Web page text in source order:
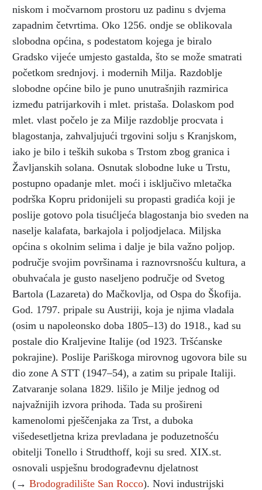
niskom i močvarnom prostoru uz padinu s dvjema
zapadnim četvrtima. Oko 1256. ondje se oblikovala
slobodna općina, s podestatom kojega je biralo
Gradsko vijeće umjesto gastalda, što se može smatrati
početkom srednjovj. i modernih Milja. Razdoblje
slobodne općine bilo je puno unutrašnjih razmirica
između patrijarkovih i mlet. pristaša. Dolaskom pod
mlet. vlast počelo je za Milje razdoblje procvata i
blagostanja, zahvaljujući trgovini solju s Kranjskom,
iako je bilo i teških sukoba s Trstom zbog granica i
Žavljanskih solana. Osnutak slobodne luke u Trstu,
postupno opadanje mlet. moći i isključivo mletačka
podrška Kopru pridonijeli su propasti gradića koji je
poslije gotovo pola tisućljeća blagostanja bio sveden na
naselje kalafata, barkajola i poljodjelaca. Miljska
općina s okolnim selima i dalje je bila važno poljop.
područje svojim površinama i raznovrsnošću kultura, a
obuhvaćala je gusto naseljeno područje od Svetog
Bartola (Lazareta) do Mačkovlja, od Ospa do Škofija.
God. 1797. pripale su Austriji, koja je njima vladala
(osim u napoleonsko doba 1805–13) do 1918., kad su
postale dio Kraljevine Italije (od 1923. Tršćanske
pokrajine). Poslije Pariškoga mirovnog ugovora bile su
dio zone A STT (1947–54), a zatim su pripale Italiji.
Zatvaranje solana 1829. lišilo je Milje jednog od
najvažnijih izvora prihoda. Tada su prošireni
kamenolomi pješčenjaka za Trst, a duboka
višedesetljetna kriza prevladana je poduzetnošću
obitelji Tonello i Strudthoff, koji su sred. XIX.st.
osnovali uspješnu brodograđevnu djelatnost
(→ Brodogradilište San Rocco). Novi industrijski